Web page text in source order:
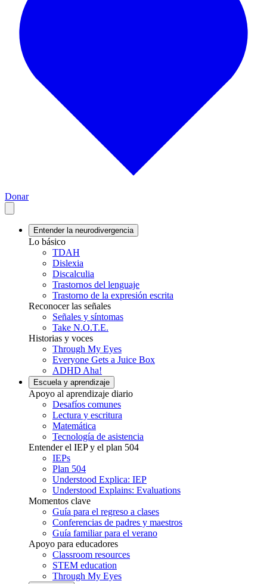
Donar
Entender la neurodivergencia
Lo básico
TDAH
Dislexia
Discalculia
Trastornos del lenguaje
Trastorno de la expresión escrita
Reconocer las señales
Señales y síntomas
Take N.O.T.E.
Historias y voces
Through My Eyes
Everyone Gets a Juice Box
ADHD Aha!
Escuela y aprendizaje
Apoyo al aprendizaje diario
Desafíos comunes
Lectura y escritura
Matemática
Tecnología de asistencia
Entender el IEP y el plan 504
IEPs
Plan 504
Understood Explica: IEP
Understood Explains: Evaluations
Momentos clave
Guía para el regreso a clases
Conferencias de padres y maestros
Guía familiar para el verano
Apoyo para educadores
Classroom resources
STEM education
Through My Eyes